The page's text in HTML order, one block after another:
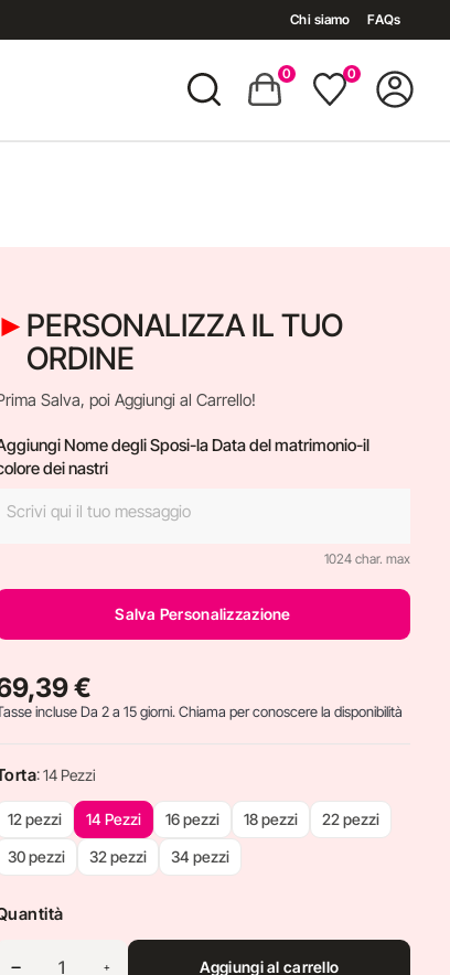
Chi siamo FAQs
0 0
PERSONALIZZA IL TUO
ORDINE
Salva, poi Aggiungi al Carrello!
Nome degli Sposi-la Data del matrimonio-il
dei nastri
1024 char. max
Salva Personalizzazione
€
incluseDa 2 a 15 giorni. Chiama per conoscere la disponibilità
: 14 Pezzi
12 pezzi 14 Pezzi 16 pezzi 18 pezzi
22 pezzi
30 pezzi
32 pezzi 34 pezzi
Aggiungi al carrello